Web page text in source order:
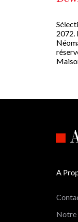
2072.
A
Notre